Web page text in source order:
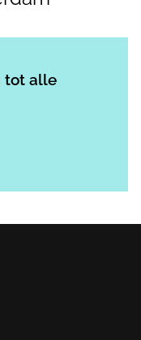
tot alle